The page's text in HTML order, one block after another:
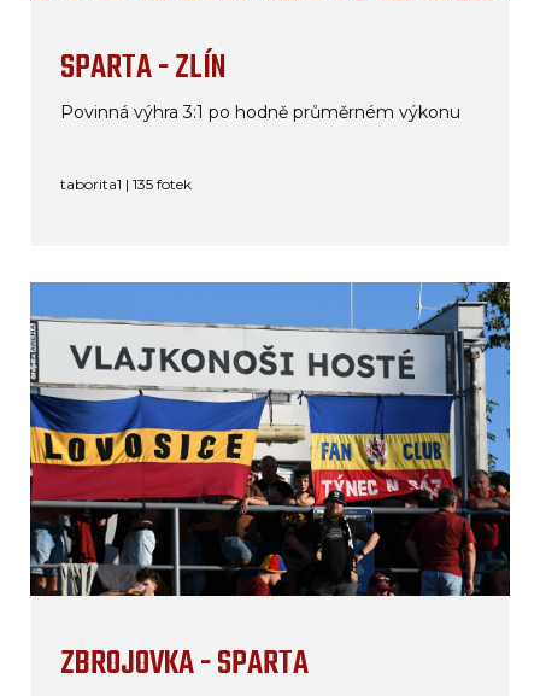
SPARTA - ZLÍN
Povinná výhra 3:1 po hodně průměrném výkonu
taborita1 | 135 fotek
ZBROJOVKA - SPARTA